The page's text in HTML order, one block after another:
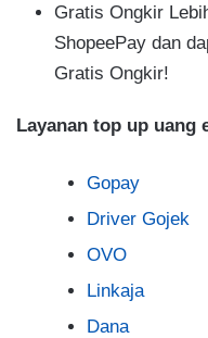
Gratis Ongkir
ShopeePay dan
Gratis Ongkir!
Layanan top up uang
Gopay
Driver Gojek
OVO
Linkaja
Dana